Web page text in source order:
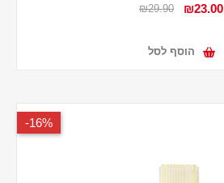
₪23.00
₪29.90
הוסף לסל
16%-